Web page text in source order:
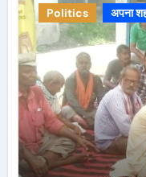
Politics अपना